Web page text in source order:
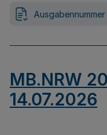
Ausgabennummer
MB.NRW
14.07.2026